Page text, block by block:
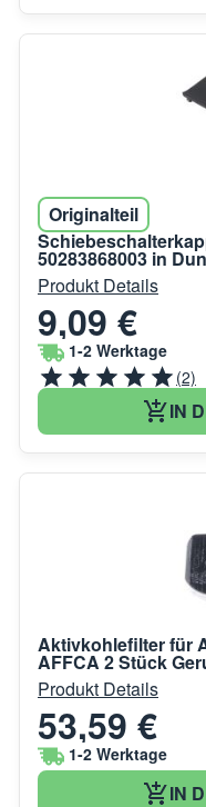
Originalteil
50283868003 in
Produkt Details
9,09 €
1-2 Werktage
(2)
IN
Aktivkohlefilter für
AFFCA 2 Stück
Produkt Details
53,59 €
1-2 Werktage
IN